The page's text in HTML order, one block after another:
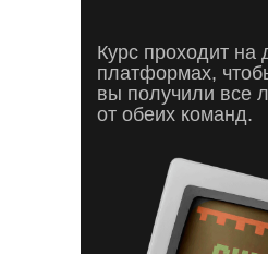
Курс проходит на
платформах,
вы получили все
от обеих команд.